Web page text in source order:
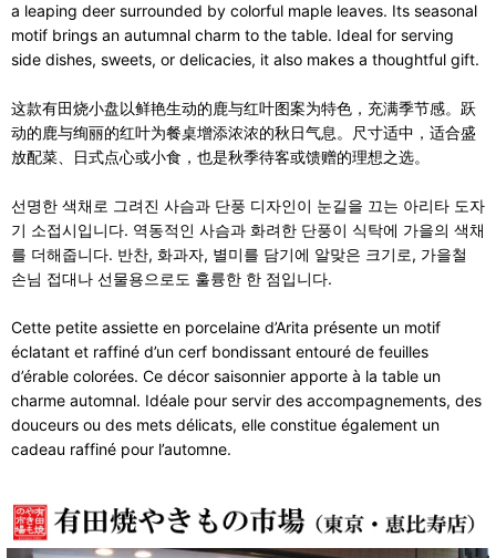
a leaping deer surrounded by colorful maple leaves. Its seasonal
motif brings an autumnal charm to the table. Ideal for serving
side dishes, sweets, or delicacies, it also makes a thoughtful gift.
这款有田烧小盘以鲜艳生动的鹿与红叶图案为特色，充满季节感。跃
动的鹿与绚丽的红叶为餐桌增添浓浓的秋日气息。尺寸适中，适合盛
放配菜、日式点心或小食，也是秋季待客或馈赠的理想之选。
선명한 색채로 그려진 사슴과 단풍 디자인이 눈길을 끄는 아리타 도자
기 소접시입니다. 역동적인 사슴과 화려한 단풍이 식탁에 가을의 색채
를 더해줍니다. 반찬, 화과자, 별미를 담기에 알맞은 크기로, 가을철
손님 접대나 선물용으로도 훌륭한 한 점입니다.
Cette petite assiette en porcelaine d’Arita présente un motif
éclatant et raffiné d’un cerf bondissant entouré de feuilles
d’érable colorées. Ce décor saisonnier apporte à la table un
charme automnal. Idéale pour servir des accompagnements, des
douceurs ou des mets délicats, elle constitue également un
cadeau raffiné pour l’automne.